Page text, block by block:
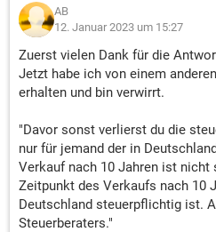
AB
12. Januar 2023 um 15:27
Zuerst vielen Dank für die
Jetzt habe ich von einem
erhalten und bin verwirrt.
"Davor sonst verlierst du die
nur für jemand der in
Verkauf nach 10 Jahren ist nicht
Zeitpunkt des Verkaufs nach 10
Deutschland steuerpflichtig ist.
Steuerberaters."